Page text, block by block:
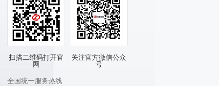
扫描二维码打开官
网
关注官方微信公众
号
全国统一服务热线